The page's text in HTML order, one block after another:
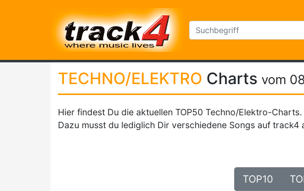
TECHNO/ELEKTRO Charts vom
Hier findest Du die aktuellen TOP50 Techno/Elektro-
Dazu musst du lediglich Dir verschiedene Songs auf track4
TOP10